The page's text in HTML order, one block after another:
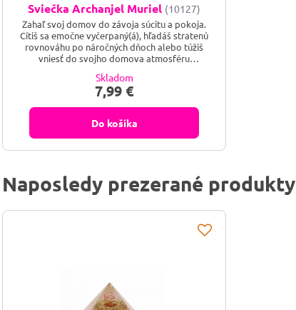
Sviečka Archanjel Muriel (10127)
Zahaľ svoj domov do závoja súcitu a pokoja.
Cítiš sa emočne vyčerpaný(á), hľadáš stratenú
rovnováhu po náročných dňoch alebo túžiš
vniesť do svojho domova atmosféru
svojho srdca Archanjela Muriela a dovoľ jeho
jemnému, liečivému svetlu, aby utíšilo tvoje
Skladom
7,99 €
Do košíka
Naposledy prezerané produkty